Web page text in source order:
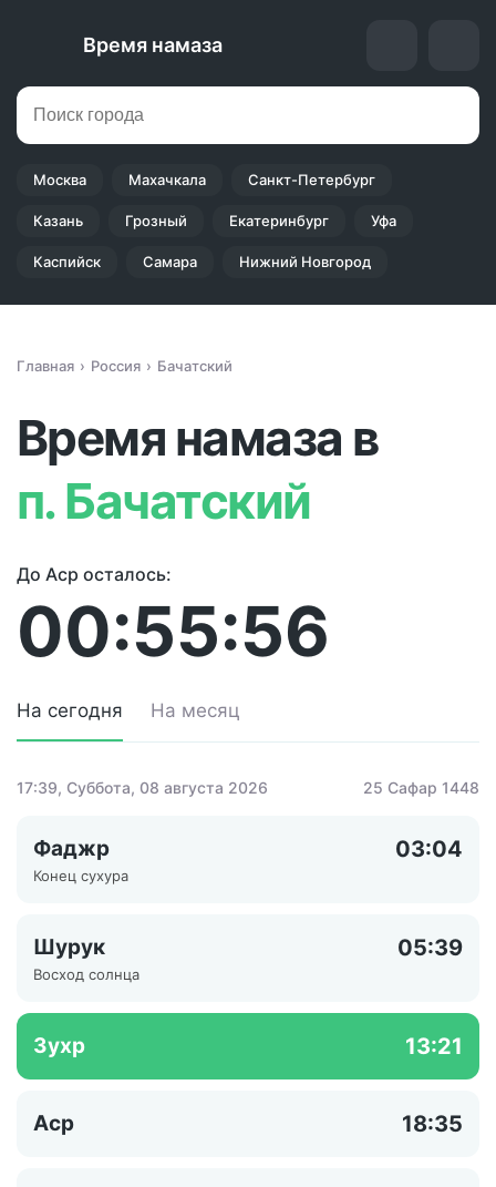
Время намаза
Москва Махачкала Санкт-Петербург
Казань Грозный Екатеринбург Уфа
Каспийск Самара Нижний Новгород
Главная Россия Бачатский
Время намаза в
п. Бачатский
До Аср осталось:
00:55:56
На сегодня На месяц
17:39, Суббота, 08 августа 2026 25 Сафар 1448
Фаджр 03:04
Конец сухура
Шурук 05:39
Восход солнца
Зухр 13:21
Аср 18:35